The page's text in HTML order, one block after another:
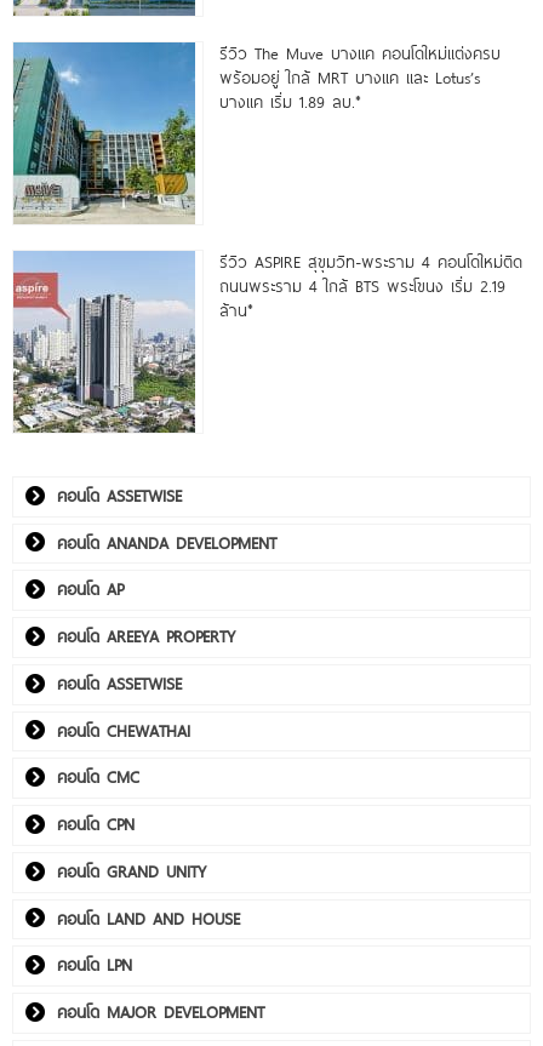
รีวิว The Muve บางแค คอนโดใหม่แต่งครบ
พร้อมอยู่ ใกล้ MRT บางแค และ Lotus’s
บางแค เริ่ม 1.89 ลบ.*
รีวิว ASPIRE สุขุมวิท-พระราม 4 คอนโดใหม่ติด
ถนนพระราม 4 ใกล้ BTS พระโขนง เริ่ม 2.19
ล้าน*
คอนโด ASSETWISE
คอนโด ANANDA DEVELOPMENT
คอนโด AP
คอนโด AREEYA PROPERTY
คอนโด ASSETWISE
คอนโด CHEWATHAI
คอนโด CMC
คอนโด CPN
คอนโด GRAND UNITY
คอนโด LAND AND HOUSE
คอนโด LPN
คอนโด MAJOR DEVELOPMENT